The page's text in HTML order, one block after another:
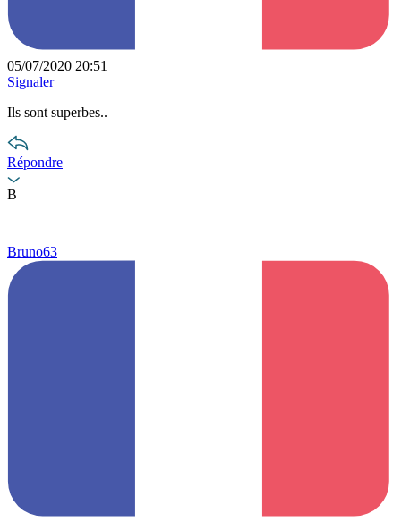
05/07/2020 20:51
Signaler
Ils sont superbes..
Répondre
B
Bruno63